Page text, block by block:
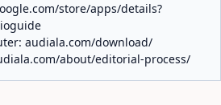
store/apps/details?
audiala.com/download/
about/editorial-process/